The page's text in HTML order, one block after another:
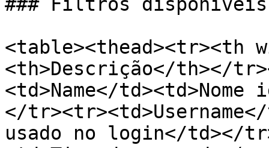
<table><thead><tr><th
<th>Descrição</th></
<td>Name</
</
usado no login</td></